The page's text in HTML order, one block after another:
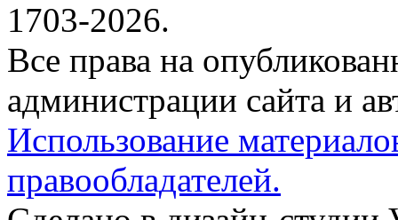
1703-2026.
Все права на
администрации сайта и
Использование
правообладателей.